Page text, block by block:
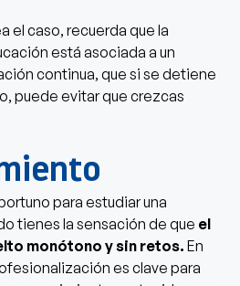
el caso, recuerda que la
está asociada a un
continua, que si se detiene
puede evitar que crezcas
para estudiar una
tienes la sensación de que el
monótono y sin retos. En
es clave para